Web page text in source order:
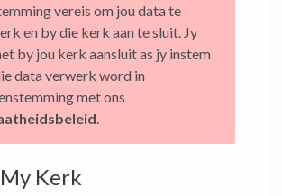
vereis om jou data te
en by die kerk aan te sluit. Jy
by jou kerk aansluit as jy instem
data verwerk word in
met ons
.
Kerk